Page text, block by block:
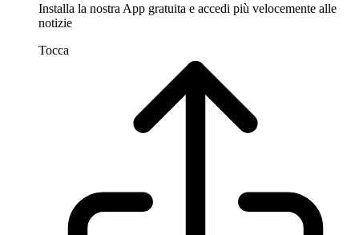
Installa la nostra App gratuita e accedi più velocemente alle
notizie
Tocca